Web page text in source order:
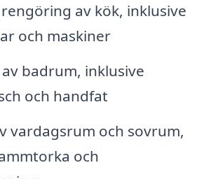
av kök, inklusive
och maskiner
badrum, inklusive
och handfat
vardagsrum och sovrum,
och